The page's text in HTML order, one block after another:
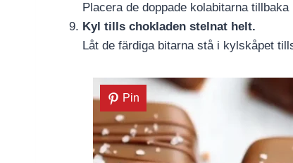
Placera de doppade kolabitarna
Kyl tills chokladen stelnat helt.
Låt de färdiga bitarna stå i kylskåpet
Pin